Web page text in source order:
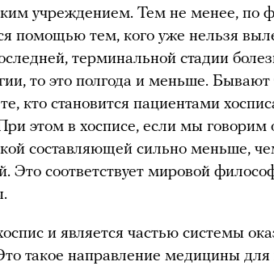
учреждением. Тем не менее, по
помощью тем, кого уже нельзя
терминальной стадии
то это полгода и меньше. Бывают
кто становится пациентами
этом в хосписе, если мы говорим
составляющей сильно меньше,
Это соответствует мировой
и является частью системы
такое направление медицины